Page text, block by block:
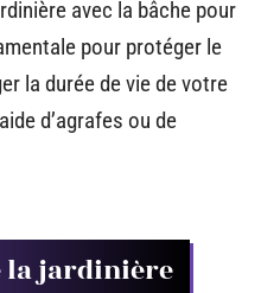
avec la bâche pour
pour protéger le
la durée de vie de votre
d’agrafes ou de
la jardinière